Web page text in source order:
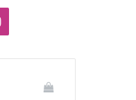
Instagram